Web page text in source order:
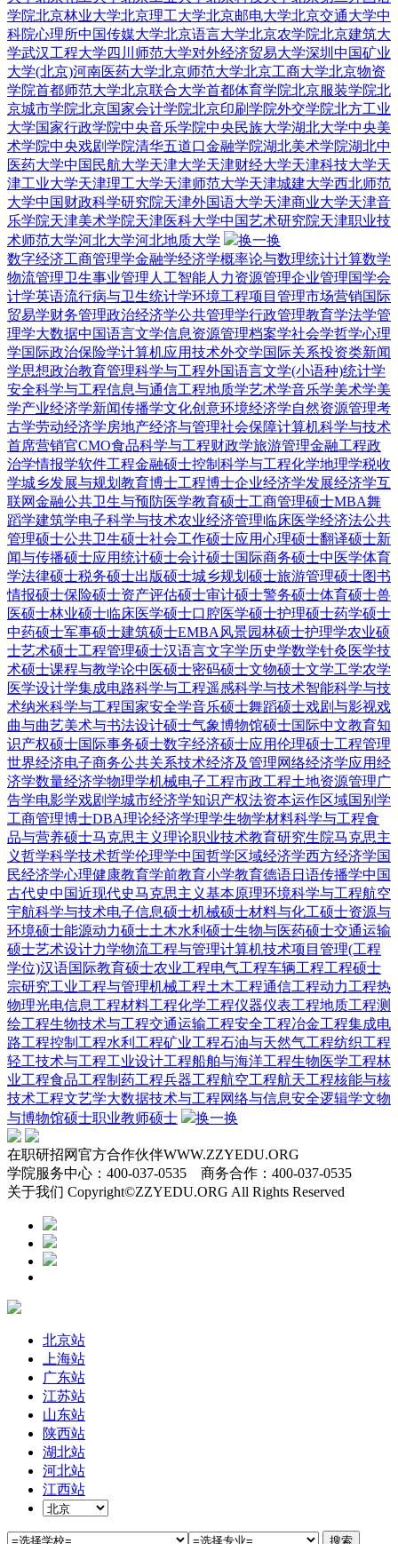
学院北京林业大学北京理工大学北京邮电大学北京交通大学中
科院心理所中国传媒大学北京语言大学北京农学院北京建筑大
学武汉工程大学 四川师范大学对外经济贸易大学深圳 中国矿业
大学(北京)河南医药大学北京师范大学北京工商大学北京物资
学院首都师范大学北京联合大学首都体育学院北京服装学院北
京城市学院北京国家会计学院北京印刷学院外交学院北方工业
大学国家行政学院中央音乐学院中央民族大学湖北大学中央美
术学院中央戏剧学院清华五道口金融学院湖北美术学院湖北中
医药大学中国民航大学天津大学天津财经大学天津科技大学天
津工业大学天津理工大学天津师范大学天津城建大学西北师范
大学中国财政科学研究院天津外国语大学天津商业大学天津音
乐学院天津美术学院天津医科大学中国艺术研究院天津职业技
术师范大学河北大学河北地质大学
换一换
数字经济工商管理学金融学经济学概率论与数理统计计算数学
物流管理卫生事业管理 人工智能人力资源管理企业管理国学会
计学英语流行病与卫生统计学环境工程项目管理市场营销国际
贸易学财务管理政治经济学公共管理学行政管理教育学法学管
理学大数据中国语言文学信息资源管理档案学社会学哲学心理
学国际政治保险学计算机应用技术外交学国际关系投资类新闻
学思想政治教育管理科学与工程外国语言文学(小语种)统计学
安全科学与工程信息与通信工程地质学艺术学音乐学美术学美
学产业经济学新闻传播学文化创意环境经济学自然资源管理考
古学劳动经济学房地产经济与管理社会保障计算机科学与技术
首席营销官CMO食品科学与工程财政学旅游管理金融工程政
治学情报学软件工程金融硕士控制科学与工程化学地理学税收
学城乡发展与规划 教育博士工程博士企业经济学发展经济学互
联网金融公共卫生与预防医学教育硕士工商管理硕士MBA舞
蹈学建筑学电子科学与技术农业经济管理临床医学经济法公共
管理硕士公共卫生硕士社会工作硕士应用心理硕士翻译硕士新
闻与传播硕士应用统计硕士会计硕士国际商务硕士中医学体育
学法律硕士税务硕士出版硕士城乡规划硕士旅游管理硕士图书
情报硕士保险硕士资产评估硕士审计硕士警务硕士体育硕士兽
医硕士林业硕士临床医学硕士口腔医学硕士护理硕士药学硕士
中药硕士军事硕士建筑硕士EMBA 风景园林硕士护理学农业硕
士艺术硕士工程管理硕士汉语言文字学历史学数学针灸 医学技
术硕士课程与教学论中医硕士密码硕士文物硕士文学工学农学
医学设计学集成电路科学与工程遥感科学与技术智能科学与技
术纳米科学与工程国家安全学音乐硕士舞蹈硕士戏剧与影视戏
曲与曲艺美术与书法设计硕士气象博物馆硕士国际中文教育知
识产权硕士国际事务硕士数字经济硕士应用伦理硕士工程管理
世界经济电子商务公共关系技术经济及管理网络经济学应用经
济学数量经济学物理学机械电子工程市政工程土地资源管理广
告学电影学戏剧学城市经济学知识产权法资本运作区域国别学
工商管理博士DBA理论经济学理学生物学材料科学与工程食
品与营养硕士马克思主义理论职业技术教育研究生院马克思主
义哲学科学技术哲学伦理学中国哲学区域经济学西方经济学国
民经济学心理健康教育学前教育小学教育德语日语传播学中国
古代史中国近现代史马克思主义基本原理环境科学与工程航空
宇航科学与技术电子信息硕士机械硕士材料与化工硕士资源与
环境硕士能源动力硕士土木水利硕士生物与医药硕士交通运输
硕士艺术设计力学物流工程与管理计算机技术项目管理(工程
学位)汉语国际教育硕士农业工程电气工程车辆工程工程硕士
宗研究工业工程与管理机械工程土木工程通信工程动力工程热
物理光电信息工程材料工程化学工程仪器仪表工程地质工程测
绘工程生物技术与工程交通运输工程安全工程冶金工程集成电
路工程控制工程水利工程矿业工程石油与天然气工程纺织工程
轻工技术与工程工业设计工程船舶与海洋工程生物医学工程林
业工程食品工程制药工程兵器工程航空工程航天工程核能与核
技术工程文艺学大数据技术与工程网络与信息安全逻辑学文物
与博物馆硕士职业教师硕士 换一换
在职研招网官方合作伙伴WWW.ZZYEDU.ORG
学院服务中心：400-037-0535 商务合作：400-037-0535
关于我们 Copyright©ZZYEDU.ORG All Rights Reserved
北京站
上海站
广东站
江苏站
山东站
陕西站
湖北站
河北站
江西站